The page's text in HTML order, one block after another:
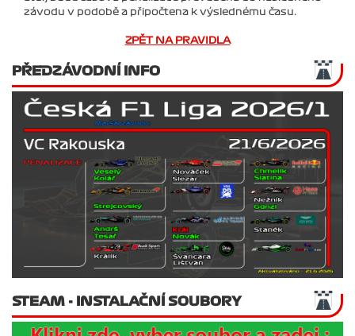
závodu v podobě a připočtena k výslednému času.
ZPĚT NA PRAVIDLA
PŘEDZÁVODNÍ INFO
STEAM - INSTALAČNÍ SOUBORY